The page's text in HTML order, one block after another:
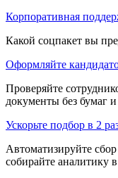
Корпоративная
Какой соцпакет вы
Оформляйте
Проверяйте
документы без бумаг
Ускорьте подбор в 2
Автоматизируйте
собирайте аналитику